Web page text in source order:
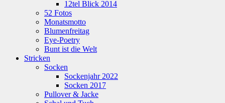
12tel Blick 2014
52 Fotos
Monatsmotto
Blumenfreitag
Eye-Poetry
Bunt ist die Welt
Stricken
Socken
Sockenjahr 2022
Socken 2017
Pullover & Jacke